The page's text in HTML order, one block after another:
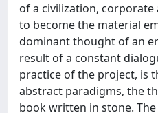
of a civilization,
to become the material
dominant thought of an
result of a constant
practice of the project, is
abstract paradigms, the
book written in stone.